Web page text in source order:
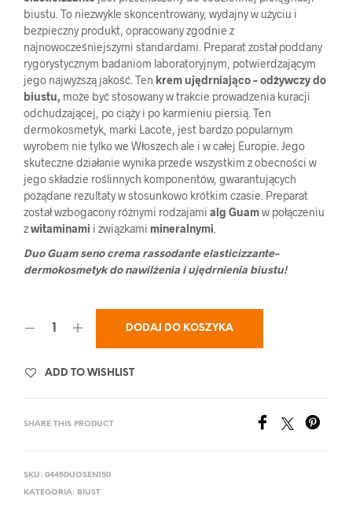
biustu. To niezwykle skoncentrowany, wydajny w użyciu i
bezpieczny produkt, opracowany zgodnie z
najnowocześniejszymi standardami. Preparat został poddany
rygorystycznym badaniom laboratoryjnym, potwierdzającym
jego najwyższą jakość. Ten krem ujędrniająco – odżywczy do
biustu, może być stosowany w trakcie prowadzenia kuracji
odchudzającej, po ciąży i po karmieniu piersią. Ten
dermokosmetyk, marki Lacote, jest bardzo popularnym
wyrobem nie tylko we Włoszech ale i w całej Europie. Jego
skuteczne działanie wynika przede wszystkim z obecności w
jego składzie roślinnych komponentów, gwarantujących
pożądane rezultaty w stosunkowo krótkim czasie. Preparat
został wzbogacony różnymi rodzajami alg Guamw połączeniu
zwitaminami i związkami mineralnymi
Duo Guam seno crema rassodante elasticizzante–
dermokosmetyk do nawilżenia i ujędrnienia biustu!
DODAJ DO KOSZYKA
ADD TO WISHLIST
SHARE THIS PRODUCT
SKU: 0445DUOSEN150
KATEGORIA: BIUST